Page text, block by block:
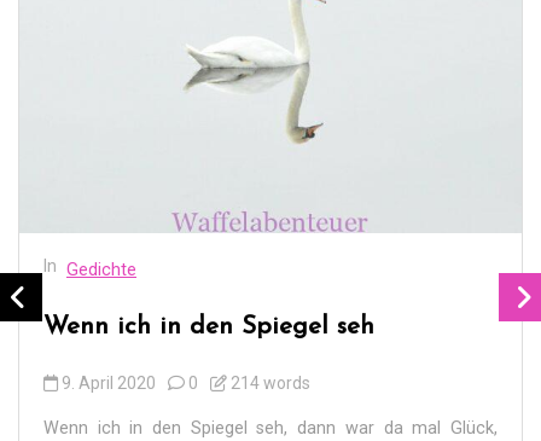
In Gedichte
Wenn ich in den Spiegel seh
9. April 2020 0 214 words
Wenn ich in den Spiegel seh, dann war da mal Glück,